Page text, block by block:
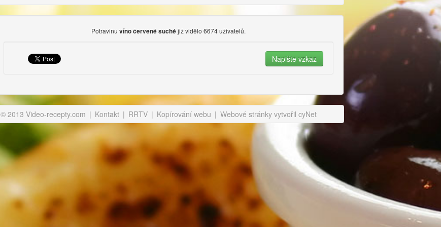
Potravinu víno červené suchéjiž vidělo 6674 uživatelů.
© 2013 Video-recepty.com | Kontakt | RRTV | Kopírování webu | Webové stránky vytvořil cyNet